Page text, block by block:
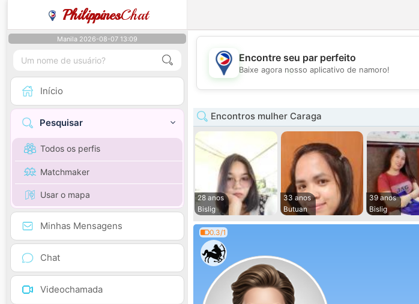
PhilippinesChat
Manila 2026-08-07 13:09
Início
Pesquisar
Todos os perfis
Matchmaker
Usar o mapa
Minhas Mensagens
Chat
Videochamada
Encontre seu par perfeito
Baixe agora nosso aplicativo de namoro!
Encontros mulher Caraga
28 anos
Bislig
33 anos
Butuan
39 anos
Bislig
0.3/1